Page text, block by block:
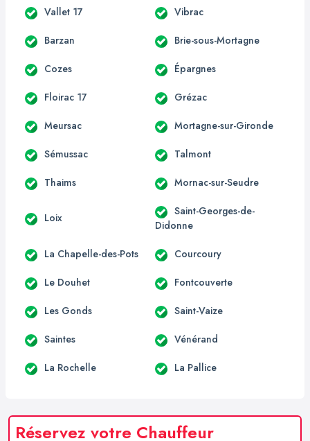
Vallet 17 Vibrac
Barzan Brie-sous-Mortagne
Cozes Épargnes
Floirac 17 Grézac
Meursac Mortagne-sur-Gironde
Sémussac Talmont
Thaims Mornac-sur-Seudre
Loix
Saint-Georges-de-
Didonne
La Chapelle-des-Pots Courcoury
Le Douhet Fontcouverte
Les Gonds Saint-Vaize
Saintes Vénérand
La Rochelle La Pallice
Réservez votre Chauffeur